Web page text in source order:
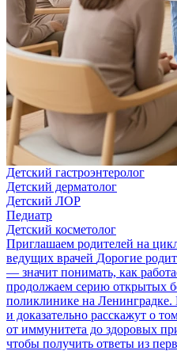
Детский гастроэнтеролог
Детский дерматолог
Детский ЛОР
Педиатр
Детский косметолог
Приглашаем родителей на
ведущих врачей Дорогие
— значит понимать, как
продолжаем серию открытых
поликлинике на
и доказательно расскажут о
от иммунитета до здоровых
чтобы получить ответы из